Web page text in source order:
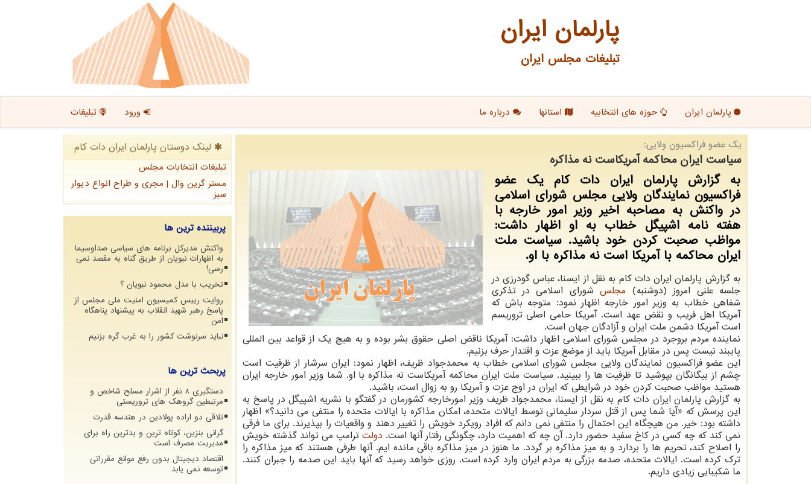
پارلمان ایران
تبلیغات مجلس ایران
پارلمان ایران حوزه های انتخابیه استانها درباره ما ورود تبلیغات
یك عضو فراكسیون ولایی:
سیاست ایران محاكمه آمریكاست نه مذاكره
به گزارش پارلمان ایران دات كام یك عضو
فراكسیون نمایندگان ولایی مجلس شورای اسلامی
در واكنش به مصاحبه اخیر وزیر امور خارجه با
هفته نامه اشپیگل خطاب به او اظهار داشت:
مواظب صحبت كردن خود باشید. سیاست ملت
ایران محاكمه با آمریكا است نه مذاكره با او.
به گزارش پارلمان ایران دات كام به نقل از ایسنا، عباس گودرزی در
جلسه علنی امروز (دوشنبه) مجلسشورای اسلامی در تذكری
شفاهی خطاب به وزیر امور خارجه اظهار نمود: متوجه باش كه
آمریكا اهل فریب و نقض عهد است. آمریكا حامی اصلی تروریسم
است آمریكا دشمن ملت ایران و آزادگان جهان است.
نماینده مردم بروجرد در مجلس شورای اسلامی اظهار داشت: آمریكا ناقض اصلی حقوق بشر بوده و به هیچ یك از قواعد بین المللی
پایبند نیست پس در مقابل آمریكا باید از موضع عزت و اقتدار حرف بزنیم.
این عضو فراكسیون نمایندگان ولایی مجلس شورای اسلامی خطاب به محمدجواد ظریف، اظهار نمود: ایران سرشار از ظرفیت است
چشم از بیگانگان بپوشید تا ظرفیت ها را ببینید. سیاست ملت ایران محاكمه آمریكاست نه مذاكره با او. شما وزیر امور خارجه ایران
هستید مواظب صحبت كردن خود در شرایطی كه ایران در اوج عزت و آمریكا رو به زوال است، باشید.
به گزارش پارلمان ایران دات كام به نقل از ایسنا، محمدجواد ظریف وزیر امورخارجه كشورمان در گفتگو با نشریه اشپیگل در پاسخ به
این پرسش كه «آیا شما پس از قتل سردار سلیمانی توسط ایالات متحده، امكان مذاكره با ایالات متحده را منتفی می دانید؟» اظهار
داشته بود: خیر. من هیچگاه این احتمال را منتفی نمی دانم كه افراد رویكرد خویش را تغییر دهند و واقعیات را بپذیرند. برای ما فرقی
نمی كند كه چه كسی در كاخ سفید حضور دارد. آن چه كه اهمیت دارد، چگونگی رفتار آنها است. دولت ترامپ می تواند گذشته خویش
را اصلاح كند، تحریم ها را بردارد و به میز مذاكره بر گردد. ما هنوز در میز مذاكره باقی مانده ایم. آنها طرفی هستند كه میز مذاكره را
ترك كرده است. ایالات متحده، صدمه بزرگی به مردم ایران وارد كرده است. روزی خواهد رسید كه آنها باید این صدمه را جبران كنند.
ما شكیبایی زیادی داریم.
لینک دوستان پارلمان ایران دات كام
تبلیغات انتخابات مجلس
مستر گرین وال | مجری و طراح انواع دیوار
سبز
پربیننده ترین ها
واکنش مدیرکل برنامه های سیاسی صداوسیما
به اظهارات نبویان از طریق گناه به مقصد نمی
رسی!
تخریب با مدل محمود نبویان ؟
روایت رییس کمیسیون امنیت ملی مجلس از
پاسخ رهبر شهید انقلاب به پیشنهاد پناهگاه
امن
نباید سرنوشت کشور را به غرب گره بزنیم
پربحث ترین ها
دستگیری 8 نفر از اشرار مسلح شاخص و
مرتبطین گروهک های تروریستی
تلاقی دو اراده پولادین در هندسه قدرت
گرانی بنزین، کوتاه ترین و بدترین راه برای
مدیریت مصرف است
اقتصاد دیجیتال بدون رفع موانع مقرراتی
توسعه نمی یابد